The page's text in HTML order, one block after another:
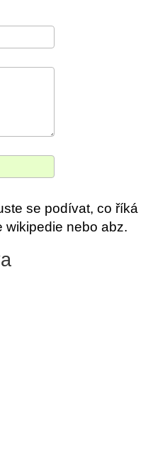
se podívat, co říká
wikipedie nebo abz.